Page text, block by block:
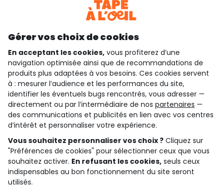
qui sommes-nous ?
besoin d'aide ?
le club fidélité
notre catalogue
Conditions générales de ventes et d'utilisation
Conditions d’utilisation des réseaux sociaux
Politique de confidentialité
Gérer vos choix de cookies
En acceptant les cookies, vous profiterez d’une
navigation optimisée ainsi que de recommandations de
produits plus adaptées à vos besoins. Ces cookies servent
à : mesurer l’audience et les performances du site,
identifier les éventuels bugs rencontrés, vous adresser —
directement ou par l’intermédiaire de nos partenaires —
des communications et publicités en lien avec vos centres
d’intérêt et personnaliser votre expérience.
Vous souhaitez personnaliser vos choix ? Cliquez sur
"Préférences de cookies" pour sélectionner ceux que vous
souhaitez activer. En refusant les cookies, seuls ceux
indispensables au bon fonctionnement du site seront
utilisés.